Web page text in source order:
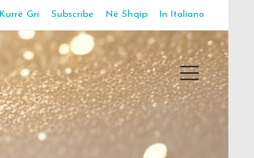
Kurrë Gri Subscribe Në Shqip In Italiano
Main
Menu